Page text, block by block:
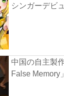
シンガーデビ
中国の自主製
False Memory